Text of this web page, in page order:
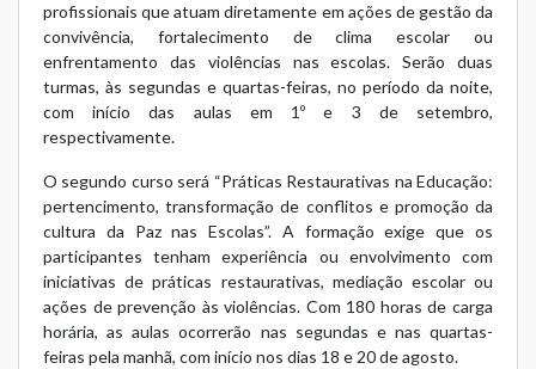
profissionais que atuam diretamente em ações de gestão da
convivência, fortalecimento de clima escolar ou
enfrentamento das violências nas escolas. Serão duas
turmas, às segundas e quartas-feiras, no período da noite,
com início das aulas em 1º e 3 de setembro,
respectivamente.
O segundo curso será “Práticas Restaurativas na Educação:
pertencimento, transformação de conflitos e promoção da
cultura da Paz nas Escolas”. A formação exige que os
participantes tenham experiência ou envolvimento com
iniciativas de práticas restaurativas, mediação escolar ou
ações de prevenção às violências. Com 180 horas de carga
horária, as aulas ocorrerão nas segundas e nas quartas-
feiras pela manhã, com início nos dias 18 e 20 de agosto.